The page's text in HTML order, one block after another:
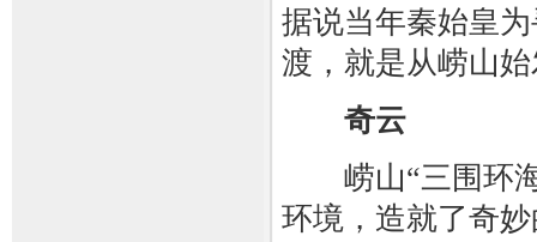
据说当年秦始皇
渡，就是从崂山
奇云
崂山“三围环海
环境，造就了奇